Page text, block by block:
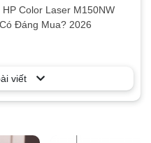
Color Laser M150NW
Đáng Mua? 2026
viết